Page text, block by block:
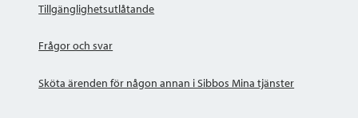
Tillgänglighetsutlåtande
Frågor och svar
Sköta ärenden för någon annan i Sibbos Mina tjänster